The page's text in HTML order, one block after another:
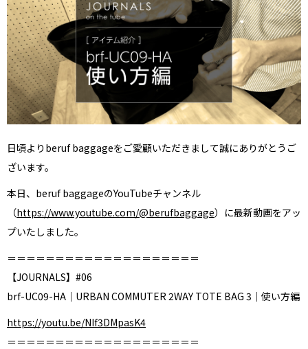
その他
収納サイズ
XS｜5リッター以下
S｜10リッター以下
M｜20リッター以下
L｜25リッター以下
XL｜26リッター以上
タブレット｜11インチ相当
ノートPC｜14インチ相当
商品価格
¥10,000 - ¥19,999
¥20,000 - ¥29,999
¥30,000 - ¥39,999
¥40,000 - ¥49,999
¥50,000 - ¥99,999
¥100,000 -
ニュース
STORY
ジャーナル
取扱店舗
メンバーシップ
FAQ｜よくある質問
新規会員登録
お問い合わせ
ショッピングカート
プライバシーポリシー
日頃よりberuf baggageをご愛顧いただきまして誠にありがとうご
ざいます。
本日、beruf baggageのYouTubeチャンネル
（https://www.youtube.com/@berufbaggage）に最新動画をアッ
プいたしました。
＝＝＝＝＝＝＝＝＝＝＝＝＝＝＝＝＝＝＝＝
【JOURNALS】#06
brf-UC09-HA｜URBAN COMMUTER 2WAY TOTE BAG 3｜使い方編
https://youtu.be/NIf3DMpasK4
＝＝＝＝＝＝＝＝＝＝＝＝＝＝＝＝＝＝＝＝